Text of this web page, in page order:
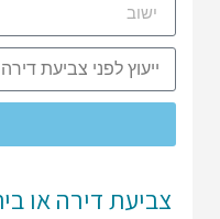
צביעת דירה או